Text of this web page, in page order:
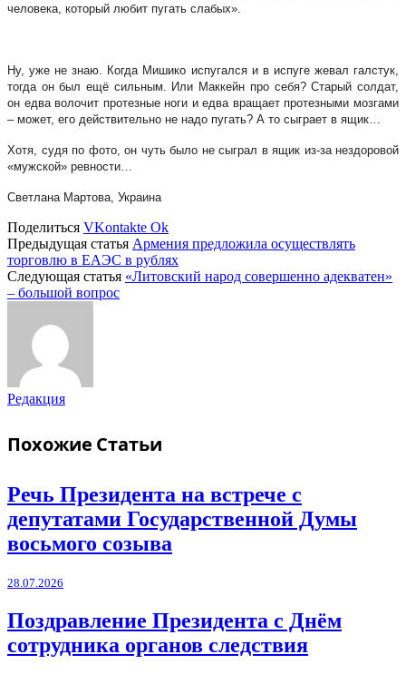
человека, который любит пугать слабых».
Ну, уже не знаю. Когда Мишико испугался и в испуге жевал галстук,
тогда он был ещё сильным. Или Маккейн про себя? Старый солдат,
он едва волочит протезные ноги и едва вращает протезными мозгами
– может, его действительно не надо пугать? А то сыграет в ящик…
Хотя, судя по фото, он чуть было не сыграл в ящик из-за нездоровой
«мужской» ревности…
Светлана Мартова, Украина
Поделиться VKontakte Ok
Предыдущая статья Армения предложила осуществлять
торговлю в ЕАЭС в рублях
Следующая статья «Литовский народ совершенно адекватен»
– большой вопрос
Редакция
Похожие Статьи
Речь Президента на встрече с
депутатами Государственной Думы
восьмого созыва
28.07.2026
Поздравление Президента с Днём
сотрудника органов следствия